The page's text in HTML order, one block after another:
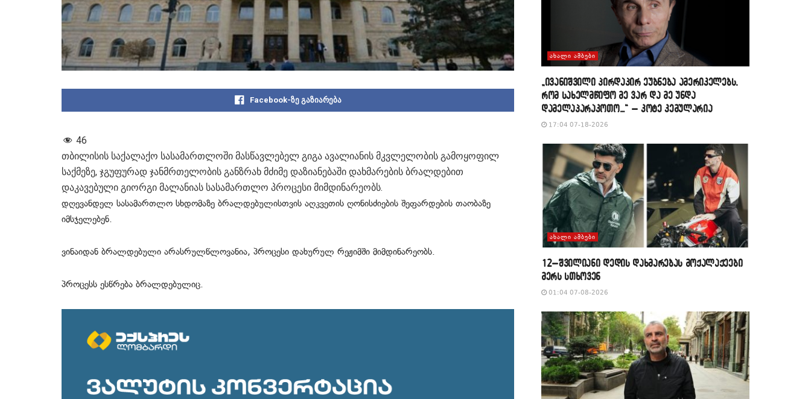
Facebook-ზე გაზიარება
46
თბილისის საქალაქო სასამართლოში მასწავლებელ გიგა ავალიანის მკვლელობის გამოყოფილ
საქმეზე, ჯგუფურად ჯანმრთელობის განზრახ მძიმე დაზიანებაში დახმარების ბრალდებით
დაკავებული გიორგი მალანიას სასამართლო პროცესი მიმდინარეობს.
დღევანდელ სასამართლო სხდომაზე ბრალდებულისთვის აღკვეთის ღონისძიების შეფარდების თაობაზე
იმსჯელებენ.
ვინაიდან ბრალდებული არასრულწლოვანია, პროცესი დახურულ რეჟიმში მიმდინარეობს.
პროცესს ესწრება ბრალდებულიც.
ᲐᲮᲐᲚᲘ ᲐᲛᲑᲔᲑᲘ
„ივანიშვილი პირდაპირ ეუბნება ამერიკელებს,
რომ სახელმწიფო მე ვარ და მე უნდა
დამელაპარაკოთო…“ – კოტე კემულარია
17:04 07-18-2026
ᲐᲮᲐᲚᲘ ᲐᲛᲑᲔᲑᲘ
12–შვილიანი დედის დახმარებას მოქალაქეები
მერს სთხოვენ
01:04 07-08-2026